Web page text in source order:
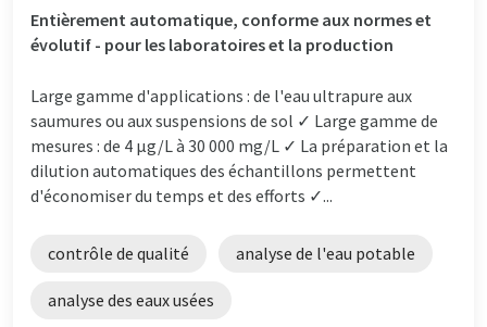
Entièrement automatique, conforme aux normes et
évolutif - pour les laboratoires et la production
Large gamme d'applications : de l'eau ultrapure aux
saumures ou aux suspensions de sol ✓ Large gamme de
mesures : de 4 µg/L à 30 000 mg/L ✓ La préparation et la
dilution automatiques des échantillons permettent
d'économiser du temps et des efforts ✓...
contrôle de qualité analyse de l'eau potable
analyse des eaux usées